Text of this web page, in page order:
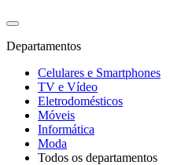
Departamentos
Celulares e Smartphones
TV e Vídeo
Eletrodomésticos
Móveis
Informática
Moda
Todos os departamentos